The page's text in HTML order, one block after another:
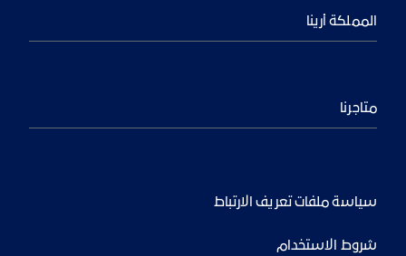
المملكة أرينا
متاجرنا
سياسة ملفات تعريف الارتباط
شروط الاستخدام